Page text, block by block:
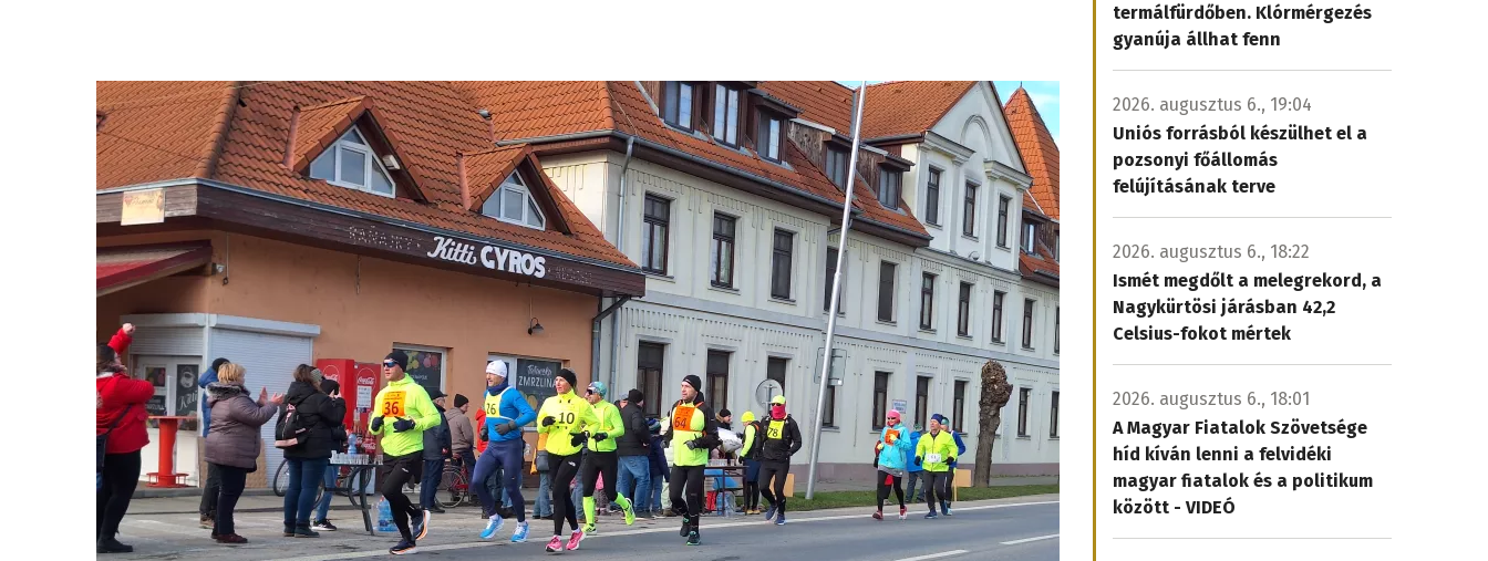
termálfürdőben. Klórmérgezés
gyanúja állhat fenn
2026. augusztus 6., 19:04
Uniós forrásból készülhet el a
pozsonyi főállomás
felújításának terve
2026. augusztus 6., 18:22
Ismét megdőlt a melegrekord, a
Nagykürtösi járásban 42,2
Celsius-fokot mértek
2026. augusztus 6., 18:01
A Magyar Fiatalok Szövetsége
híd kíván lenni a felvidéki
magyar fiatalok és a politikum
között - VIDEÓ